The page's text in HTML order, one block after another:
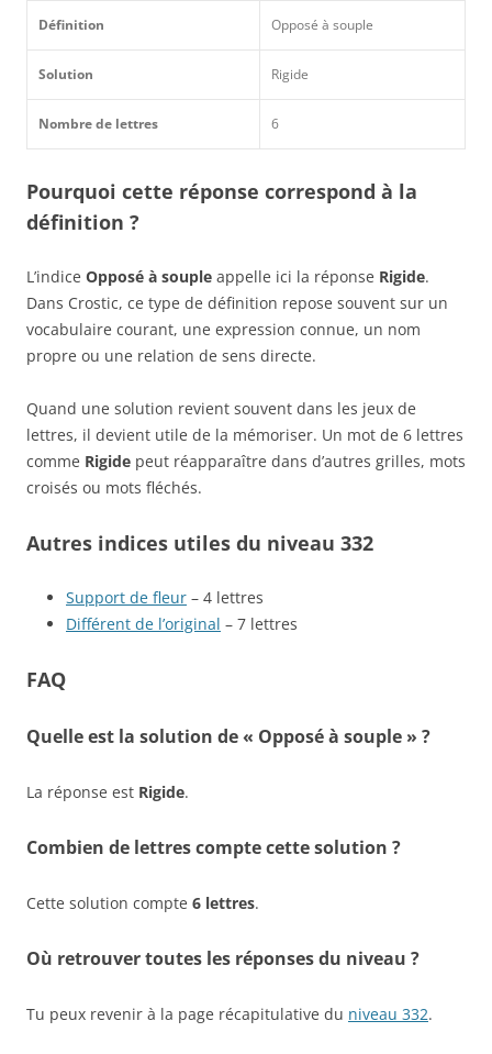
Définition Opposé à souple
Solution Rigide
Nombre de lettres 6
Pourquoi cette réponse correspond à la
définition ?
L’indice Opposé à souple appelle ici la réponse Rigide.
Dans Crostic, ce type de définition repose souvent sur un
vocabulaire courant, une expression connue, un nom
propre ou une relation de sens directe.
Quand une solution revient souvent dans les jeux de
lettres, il devient utile de la mémoriser. Un mot de 6 lettres
comme Rigide peut réapparaître dans d’autres grilles, mots
croisés ou mots fléchés.
Autres indices utiles du niveau 332
Support de fleur – 4 lettres
Différent de l’original – 7 lettres
FAQ
Quelle est la solution de « Opposé à souple » ?
La réponse est Rigide.
Combien de lettres compte cette solution ?
Cette solution compte 6 lettres.
Où retrouver toutes les réponses du niveau ?
Tu peux revenir à la page récapitulative du niveau 332.